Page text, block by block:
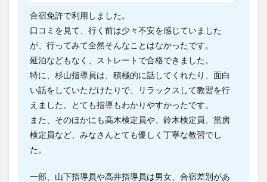
合宿免許で利用しました。
口コミを見て、行く前は少々不安を感じていました
が、行ってみて全然そんなことはなかったです。
延泊などもなく、ストレートで合格できました。
特に、杉山指導員は、積極的に話してくれたり、面白
い話をしていただけたりで、リラックスして教習を行
えました。とても指導もわかりやすかったです。
また、そのほかにも高木検定員や、鈴木検定員、當房
検定員など、みなさんとても優しく丁寧な教習でし
た。
一部、山下指導員や高井指導員は男女、合宿差別があ